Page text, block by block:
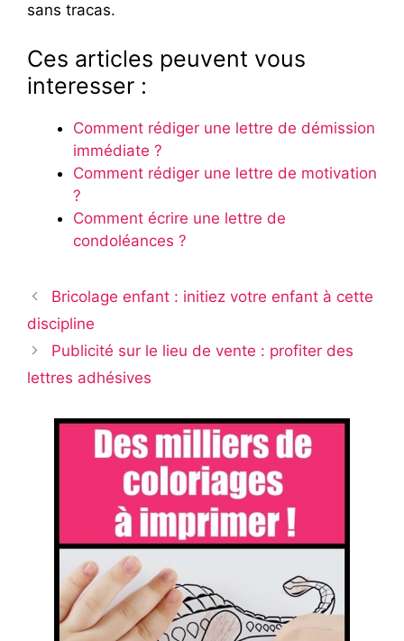
sans tracas.
Ces articles peuvent vous
interesser :
Comment rédiger une lettre de démission
immédiate ?
Comment rédiger une lettre de motivation
?
Comment écrire une lettre de
condoléances ?
Bricolage enfant : initiez votre enfant à cette
discipline
Publicité sur le lieu de vente : profiter des
lettres adhésives